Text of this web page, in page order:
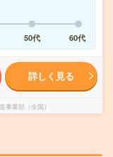
50代 60代
詳しく見る
業部（全国）